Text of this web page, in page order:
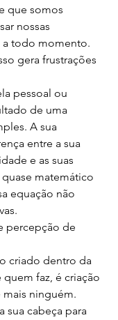
que somos
nossas
a todo momento.
gera frustrações
pessoal ou
de uma
A sua
entre a sua
e as suas
matemático
equação não
percepção de
criado dentro da
quem faz, é criação
ninguém.
sua cabeça para